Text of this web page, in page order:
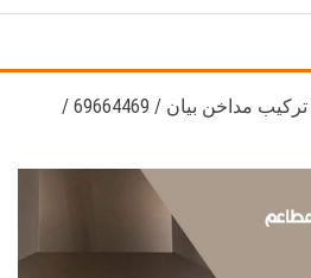
الكويت
تركيب مداخن بيان / 69664469 /